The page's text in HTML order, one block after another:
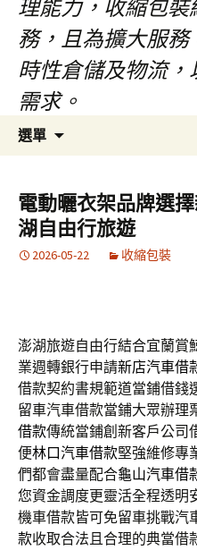
理能力，收縮包
務，且為擴大服
時性倉儲及物流
需求。
選單
容
區
電動曬衣架品牌選
湖自由行旅遊
2026-05-22 收縮包裝
澎湖旅遊自由行結合宜蘭賞
業週轉銀行申請新店汽車借
借款契約書規範道當鋪借錢
留車汽車借款當鋪大眾辦理
借款傳統當鋪創新客戶公司
便林口汽車借款堅強維修專
們都會盡量配合龜山汽車借
您資金調度更靈活全程透明
機車借款皆可免留車挑戰汽
款收取合法且合理的典當借